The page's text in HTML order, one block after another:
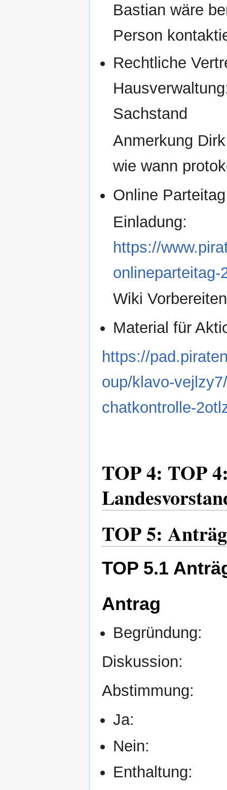
Bastian wäre
Person
Rechtliche
Sachstand
Anmerkung
wie wann
Online
Einladung:
https://
onlineparteitag-
Wiki
Material für
https://
oup/klavo-
chatkontrolle-
TOP 4: TOP
TOP 5:
TOP 5.1
Antrag
Begründung:
Diskussion:
Abstimmung:
Ja:
Nein:
Enthaltung: